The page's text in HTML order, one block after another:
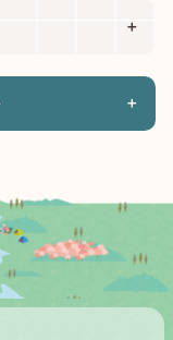
＋
＋